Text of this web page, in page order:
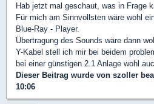
Hab jetzt mal geschaut, was in Frage
Für mich am Sinnvollsten wäre wohl
Blue-Ray - Player.
Übertragung des Sounds wäre dann
Y-Kabel stell ich mir bei beidem
bei einer günstigen 2.1 Anlage wohl
Dieser Beitrag wurde von szoller
10:06